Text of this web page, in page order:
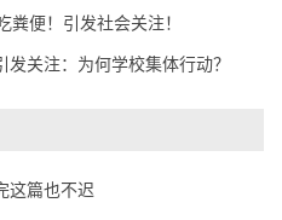
便！引发社会关注！
关注：为何学校集体行动？
这篇也不迟